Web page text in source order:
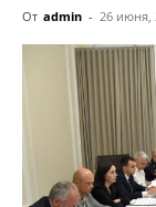
От admin - 26 июня,